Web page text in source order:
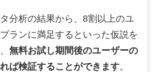
分析の結果から、8割以上のユ
ランに満足するといった仮説を
無料お試し期間後のユーザーの
ば検証することができます。